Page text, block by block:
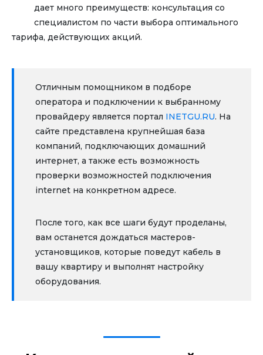
дает много преимуществ: консультация со
специалистом по части выбора оптимального
тарифа, действующих акций.
Отличным помощником в подборе
оператора и подключении к выбранному
провайдеру является портал INETGU.RU. На
сайте представлена крупнейшая база
компаний, подключающих домашний
интернет, а также есть возможность
проверки возможностей подключения
internet на конкретном адресе.
После того, как все шаги будут проделаны,
вам останется дождаться мастеров-
установщиков, которые поведут кабель в
вашу квартиру и выполнят настройку
оборудования.